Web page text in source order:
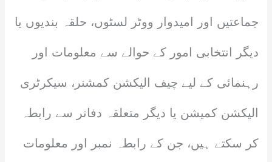
جماعتیں اور امیدوار ووٹر لسٹوں، حلقہ بندیوں یا
دیگر انتخابی امور کے حوالے سے معلومات اور
رہنمائی کے لیے چیف الیکشن کمشنر، سیکرٹری
الیکشن کمیشن یا دیگر متعلقہ دفاتر سے رابطہ
کر سکتے ہیں، جن کے رابطہ نمبر اور معلومات